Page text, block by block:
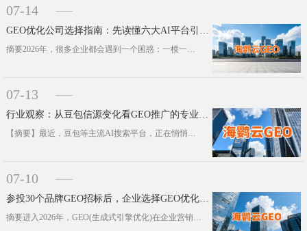
07-14
GEO优化公司选择指南：先读懂六大AI平台引用逻辑
摘要2026年，很多企业都会遇到一个困惑：一模一样的一篇内容，发到豆包、DeepSeek、Kimi这些主流AI平台，最终的引用···
07-13
行业观察：从豆包信源变化看GEO推广的专业化转型
【摘要】最近，豆包等主流AI搜索平台，正在悄悄调整内容信源的筛选规则。这场看似细微的后台迭代，实则深刻影响着企业数字化营销布局···
07-10
参投30个品牌GEO招标后，企业选择GEO优化公司3个关键趋势
摘要进入2026年，GEO(生成式引擎优化)在企业营销预算体系里的权重，发生了实打实的质变。本文通过观察近30个主流品牌的招标···